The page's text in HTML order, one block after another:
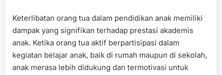
Keterlibatan orang tua dalam pendidikan anak memiliki
dampak yang signifikan terhadap prestasi akademis
anak. Ketika orang tua aktif berpartisipasi dalam
kegiatan belajar anak, baik di rumah maupun di sekolah,
anak merasa lebih didukung dan termotivasi untuk